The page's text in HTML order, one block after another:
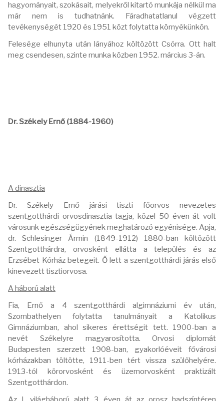
hagyományait, szokásait, melyekről kitartó munkája nélkül ma
már nem is tudhatnánk. Fáradhatatlanul végzett
tevékenységét 1920 és 1951 közt folytatta környékünkön.
Felesége elhunyta után lányához költözött Csórra. Ott halt
meg csendesen, szinte munka közben 1952. március 3-án.
Dr. Székely Ernő (1884-1960)
A dinasztia
Dr. Székely Ernő járási tiszti főorvos nevezetes
szentgotthárdi orvosdinasztia tagja, közel 50 éven át volt
városunk egészségügyének meghatározó egyénisége. Apja,
dr. Schlesinger Ármin (1849-1912) 1880-ban költözött
Szentgotthárdra, orvosként ellátta a település és az
Erzsébet Kórház betegeit. Ő lett a szentgotthárdi járás első
kinevezett tisztiorvosa.
A háború alatt
Fia, Ernő a 4 szentgotthárdi algimnáziumi év után,
Szombathelyen folytatta tanulmányait a Katolikus
Gimnáziumban, ahol sikeres érettségit tett. 1900-ban a
nevét Székelyre magyarosította. Orvosi diplomát
Budapesten szerzett 1908-ban, gyakorlóéveit fővárosi
kórházakban töltötte, 1911-ben tért vissza szülőhelyére.
1913-tól körorvosként és üzemorvosként praktizált
Szentgotthárdon.